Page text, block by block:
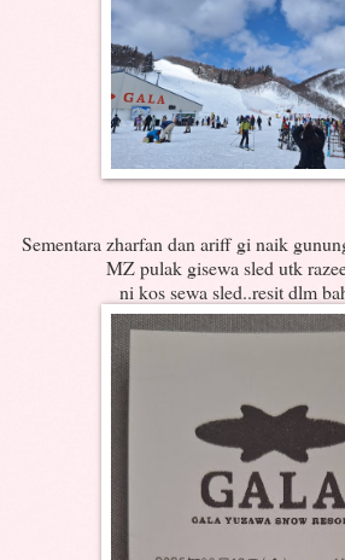
Sementara zharfan dan ariff gi naik
MZ pulak gisewa sled utk
ni kos sewa sled..resit dlm